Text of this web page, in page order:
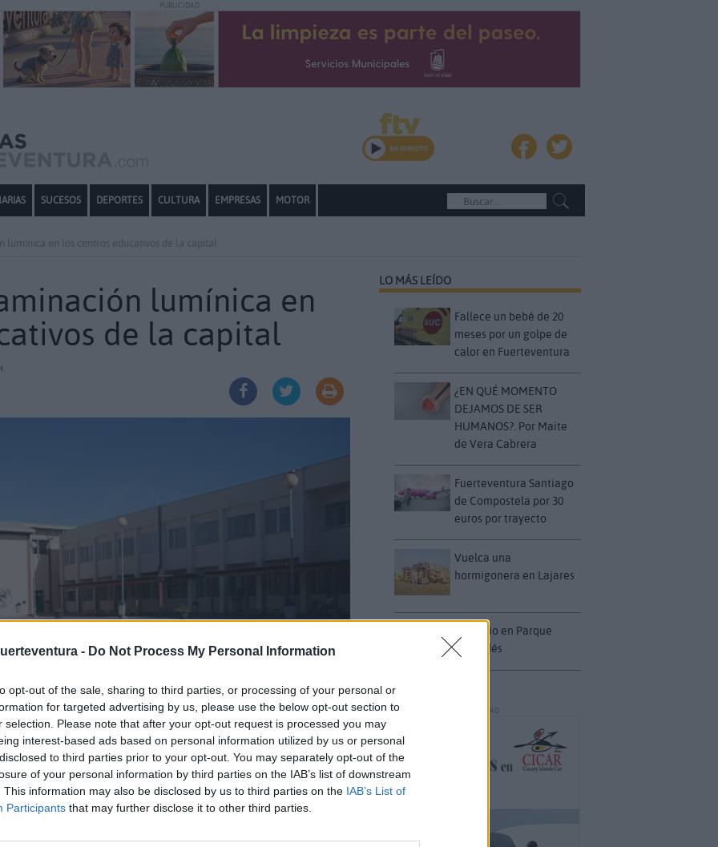
- Do Not Process My Personal Information
opt-out of the sale, sharing to third parties, or processing of your personal or
for targeted advertising by us, please use the below opt-out section to
selection. Please note that after your opt-out request is processed you may
interest-based ads based on personal information utilized by us or personal
to third parties prior to your opt-out. You may separately opt-out of the
of your personal information by third parties on the IAB’s list of downstream
This information may also be disclosed by us to third parties on the IAB’s List of
Participants that may further disclose it to other third parties.
PUBLICIDAD
SUCESOS DEPORTES CULTURA EMPRESAS MOTOR
lumínica en los centros educativos de la capital
lumínica en
de la capital
Puerto del Rosario para mejorar la iluminación exterior
LO MÁS LEÍDO
Fallece un bebé de 20
meses por un golpe de
calor en Fuerteventura
¿EN QUÉ MOMENTO
DEJAMOS DE SER
HUMANOS?. Por Maite
de Vera Cabrera
Fuerteventura Santiago
de Compostela por 30
euros por trayecto
Vuelca una
hormigonera en Lajares
Incendio en Parque
Holandés
PUBLICIDAD